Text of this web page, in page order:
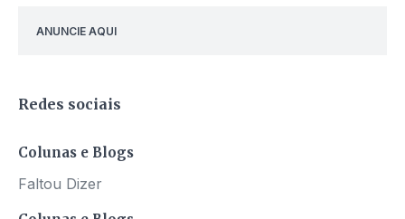
ANUNCIE AQUI
Redes sociais
Colunas e Blogs
Faltou Dizer